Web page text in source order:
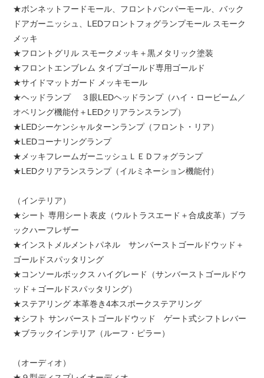
★ボンネットフードモール、フロントバンパーモール、バック
ドアガーニッシュ、LEDフロントフォグランプモール スモーク
メッキ
★フロントグリル スモークメッキ＋黒メタリック塗装
★フロントエンブレム タイプゴールド専用ゴールド
★サイドマットガード メッキモール
★ヘッドランプ ３眼LEDヘッドランプ（ハイ・ロービーム／
オベリング機能付＋LEDクリアランスランプ）
★LEDシーケンシャルターンランプ（フロント・リア）
★LEDコーナリングランプ
★メッキフレームガーニッシュＬＥＤフォグランプ
★LEDクリアランスランプ（イルミネーション機能付）
（インテリア）
★シート 専用シート表皮（ウルトラスエード＋合成皮革）ブラ
ックハーフレザー
★インストメルメントパネル サンバーストゴールドウッド＋
ゴールドスパッタリング
★コンソールボックス ハイグレード（サンバーストゴールドウ
ッド＋ゴールドスパッタリング）
★ステアリング 本革巻き4本スポークステアリング
★シフト サンバーストゴールドウッド ゲート式シフトレバー
★ブラックインテリア（ルーフ・ピラー）
（オーディオ）